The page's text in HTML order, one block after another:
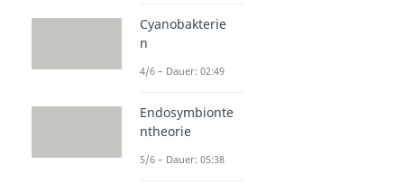
Cyanobakterie
n
4/6 – Dauer: 02:49
Endosymbionte
ntheorie
5/6 – Dauer: 05:38